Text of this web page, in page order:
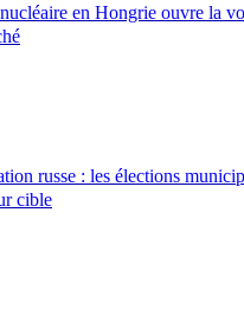
en Hongrie ouvre la
russe : les élections
cible